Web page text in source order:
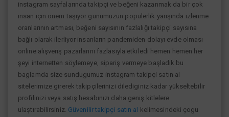
instagram sayfalarında takipçi ve beğeni kazanmak da bir çok
insan için önem taşıyor günümüzün popülerlik yarışında izlenme
oranlarının artması, beğeni sayısının fazlalığı takipçi sayısına
bağlı olarak ilerliyor insanların pandemiden dolayı evde olması
online alışverış pazarlarını fazlasıyla etkiledi hemen hemen her
şeyi internetten söylemeye, sipariş vermeye başladık bu
baglamda size sundugumuz instagram takipçi satın al
sitelerimize girerek takipçilerinizi dilediginiz kadar yükseltebilir
profilinizi veya satış hesabınızı daha geniş kitlelere
ulaştırabilirsiniz. Güvenilir takipçi satın al
kelimesindeki çogu